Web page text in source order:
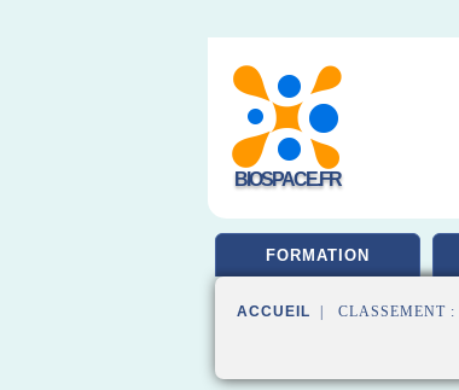
BIOSPACE.FR
FORMATION
ACCUEIL | CLASSEMENT :